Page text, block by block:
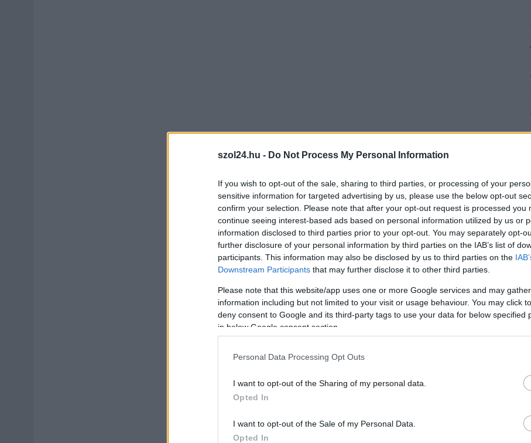
szol24.hu - Do Not Process My Personal Information
If you wish to opt-out of the sale, sharing to third parties, or processing of your
sensitive information for targeted advertising by us, please use the below opt-out
confirm your selection. Please note that after your opt-out request is processed you
continue seeing interest-based ads based on personal information utilized by us or
information disclosed to third parties prior to your opt-out. You may separately opt-
further disclosure of your personal information by third parties on the IAB’s list of
participants. This information may also be disclosed by us to third parties on the
Downstream Participants that may further disclose it to other third parties.
Please note that this website/app uses one or more Google services and may
information including but not limited to your visit or usage behaviour. You may click
deny consent to Google and its third-party tags to use your data for below specified
in below Google consent section.
Personal Data Processing Opt Outs
I want to opt-out of the Sharing of my personal data.
Opted In
I want to opt-out of the Sale of my Personal Data.
Opted In